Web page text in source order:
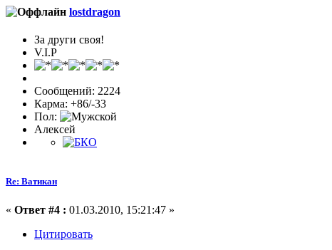
lostdragon
За други своя!
V.I.P
Сообщений: 2224
Карма: +86/-33
Пол:
Алексей
Re: Ватикан
« Ответ #4 : 01.03.2010, 15:21:47 »
Цитировать